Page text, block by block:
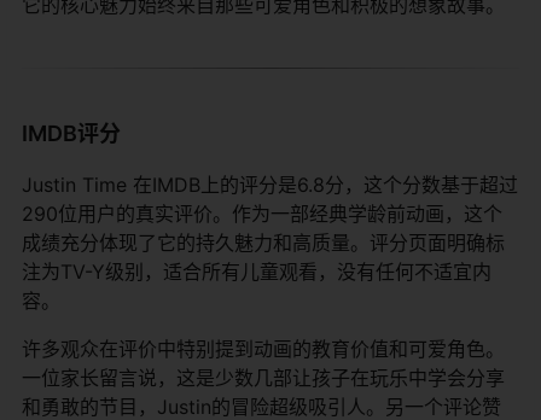
IMDB评分
Justin Time 在IMDB上的评分是6.8分，这个分数基于超过
290位用户的真实评价。作为一部经典学龄前动画，这个
成绩充分体现了它的持久魅力和高质量。评分页面明确标
注为TV-Y级别，适合所有儿童观看，没有任何不适宜内
容。
许多观众在评价中特别提到动画的教育价值和可爱角色。
一位家长留言说，这是少数几部让孩子在玩乐中学会分享
和勇敢的节目，Justin的冒险超级吸引人。另一个评论赞